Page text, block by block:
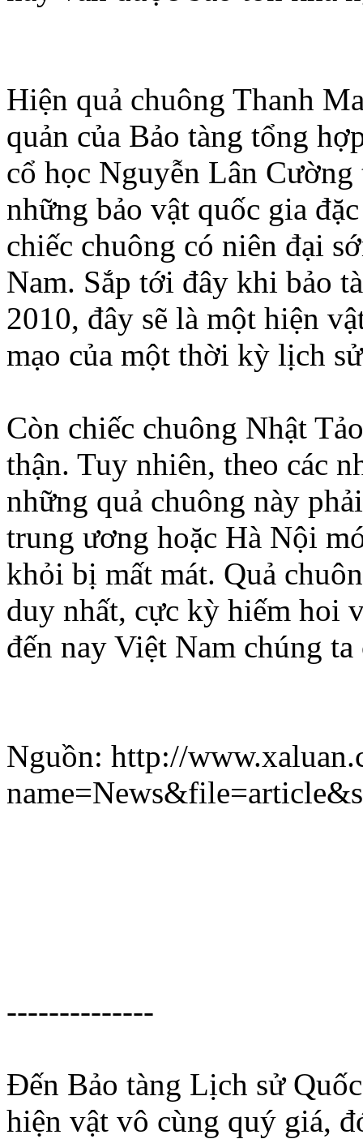
Hiện quả chuông Thanh
quản của Bảo tàng tổng
cổ học Nguyễn Lân
những bảo vật quốc gia
chiếc chuông có niên đại
Nam. Sắp tới đây khi bảo
2010, đây sẽ là một hiện
mạo của một thời kỳ lịch
Còn chiếc chuông Nhật
thận. Tuy nhiên, theo các
những quả chuông này
trung ương hoặc Hà Nội
khỏi bị mất mát. Quả
duy nhất, cực kỳ hiếm hoi
đến nay Việt Nam chúng
Nguồn: http://
--------------
Đến Bảo tàng Lịch sử
hiện vật vô cùng quý giá,